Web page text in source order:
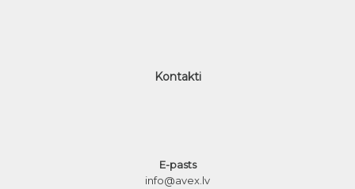
Kontakti
E-pasts
info@avex.lv